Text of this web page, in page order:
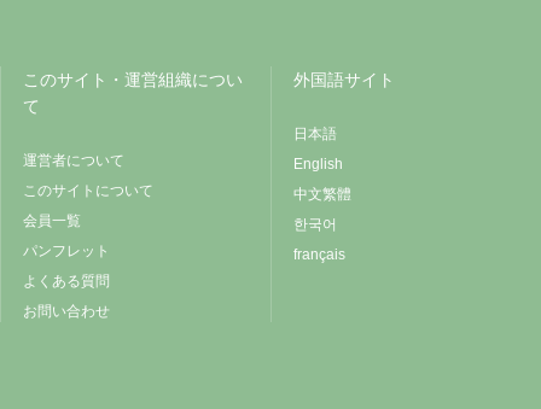
このサイト・運営組織につい
て
運営者について
このサイトについて
会員一覧
パンフレット
よくある質問
お問い合わせ
外国語サイト
日本語
English
中文繁體
한국어
français